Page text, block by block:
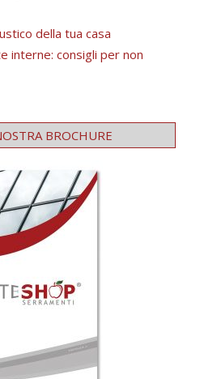
della tua casa
interne: consigli per non
BROCHURE